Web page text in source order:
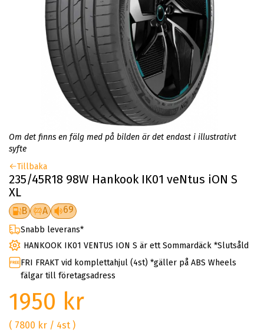
Om det finns en fälg med på bilden är det endast i illustrativt
syfte
Tillbaka
235/45R18 98W Hankook IK01 veNtus iON S
XL
B A 69
Snabb leverans*
HANKOOK IK01 VENTUS ION S är ett Sommardäck *Slutsåld
FRI FRAKT vid komplettahjul (4st) *gäller på ABS Wheels
fälgar till företagsadress
1950 kr
( 7800 kr / 4st )